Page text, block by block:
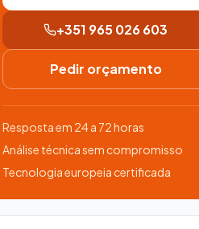
+351 965 026 603
Pedir orçamento
Resposta em 24 a 72 horas
Análise técnica sem compromisso
Tecnologia europeia certificada